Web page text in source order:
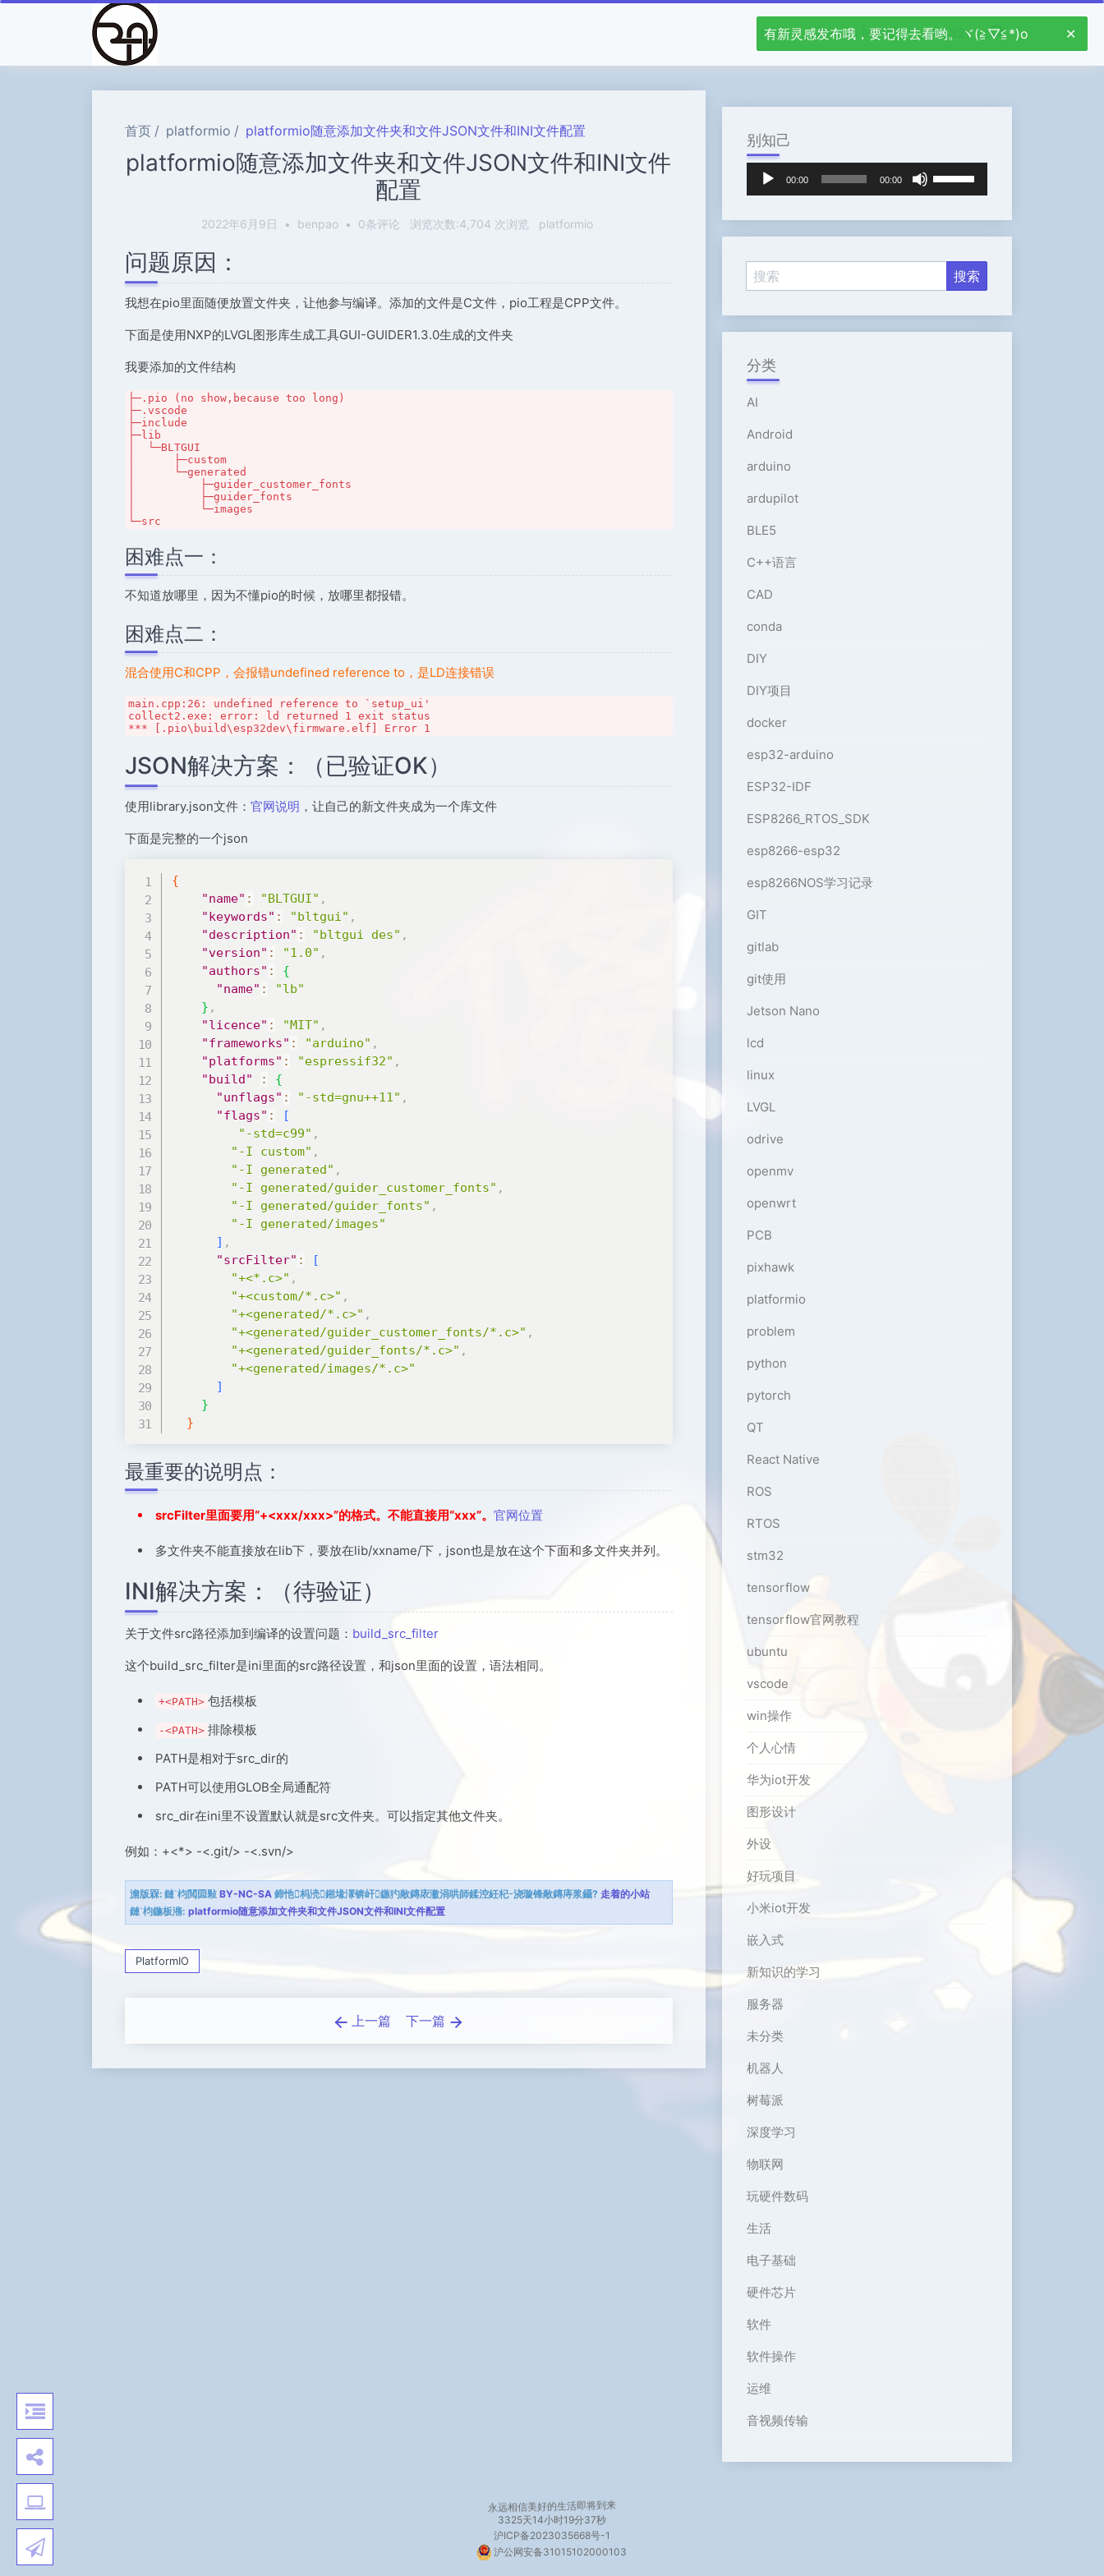
首页 Jetson Nano stm32
首页 platformio platformio随意添加文件夹和文件JSON文件和INI文件配置
platformio随意添加文件夹和文件JSON文件和INI文件
配置
2022年6月9日 • benpao • 0条评论 浏览次数:4,704 次浏览 platformio
问题原因：
我想在pio里面随便放置文件夹，让他参与编译。添加的文件是C文件，pio工程是CPP文件。
下面是使用NXP的LVGL图形库生成工具GUI-GUIDER1.3.0生成的文件夹
我要添加的文件结构
├─.pio (no show,because too long)
├─.vscode
├─include
├─lib
│  └─BLTGUI
│      ├─custom
│      └─generated
│          ├─guider_customer_fonts
│          ├─guider_fonts
│          └─images
└─src
困难点一：
不知道放哪里，因为不懂pio的时候，放哪里都报错。
困难点二：
混合使用C和CPP，会报错undefined reference to，是LD连接错误
main.cpp:26: undefined reference to `setup_ui'
collect2.exe: error: ld returned 1 exit status
*** [.pio\build\esp32dev\firmware.elf] Error 1
JSON解决方案：（已验证OK）
使用library.json文件： 官网说明 ，让自己的新文件夹成为一个库文件
下面是完整的一个json
{
"name" : "BLTGUI" ,
"keywords" : "bltgui" ,
"description" : "bltgui des" ,
"version" : "1.0" ,
"authors" :
{
"name" :
"lb"
} ,
"licence" : "MIT" ,
"frameworks" : "arduino" ,
"platforms" : "espressif32" ,
"build"
:
{
"unflags" : "-std=gnu++11" ,
"flags" :
[
"-std=c99" ,
"-I custom" ,
"-I generated" ,
"-I generated/guider_customer_fonts" ,
"-I generated/guider_fonts" ,
"-I generated/images"
] ,
"srcFilter" :
[
"+<*.c>" ,
"+<custom/*.c>" ,
"+<generated/*.c>" ,
"+<generated/guider_customer_fonts/*.c>" ,
"+<generated/guider_fonts/*.c>" ,
"+<generated/images/*.c>"
]
}
}
最重要的说明点：
srcFilter里面要用“+<xxx/xxx>”的格式。不能直接用“xxx”。 官网位置
多文件夹不能直接放在lib下，要放在lib/xxname/下，json也是放在这个下面和多文件夹并列。
INI解决方案：（待验证）
关于文件src路径添加到编译的设置问题： build_src_filter
这个build_src_filter是ini里面的src路径设置，和json里面的设置，语法相同。
+<PATH> 包括模板
-<PATH> 排除模板
PATH是相对于src_dir的
PATH可以使用GLOB全局通配符
src_dir在ini里不设置默认就是src文件夹。可以指定其他文件夹。
例如：+<*> -<.git/> -<.svn/>
澹版槑: 鏈枃閲囩敤 BY-NC-SA 鍗忚杩涜鎺堟潈锛屽鏃犳敞鏄庡潎涓哄師鍒涳紝杞浇璇锋敞鏄庤浆鑷? 走着的小站
鏈枃鍦板潃: platformio随意添加文件夹和文件JSON文件和INI文件配置
PlatformIO
上一篇 下一篇
别知己
放
00:00 00:00
/
箭
来
增
分类
AI
Android
arduino
ardupilot
BLE5
C++语言
CAD
conda
DIY
DIY项目
docker
esp32-arduino
ESP32-IDF
ESP8266_RTOS_SDK
esp8266-esp32
esp8266NOS学习记录
GIT
gitlab
git使用
Jetson Nano
lcd
linux
LVGL
odrive
openmv
openwrt
PCB
pixhawk
platformio
problem
python
pytorch
QT
React Native
ROS
RTOS
stm32
tensorflow
tensorflow官网教程
ubuntu
vscode
win操作
个人心情
华为iot开发
图形设计
外设
好玩项目
小米iot开发
嵌入式
新知识的学习
服务器
未分类
机器人
树莓派
深度学习
物联网
玩硬件数码
生活
电子基础
硬件芯片
软件
软件操作
运维
音视频传输
永远相信美好的生活即将到来
3325天14小时19分37秒
沪ICP备2023035668号-1
沪公网安备31015102000103
有新灵感发布哦，要记得去看哟。ヾ(≧▽≦*)o